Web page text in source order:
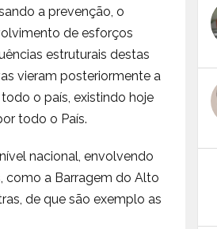
a prevenção, o
de esforços
estruturais destas
vieram posteriormente a
o país, existindo hoje
todo o País.
nacional, envolvendo
como a Barragem do Alto
de que são exemplo as